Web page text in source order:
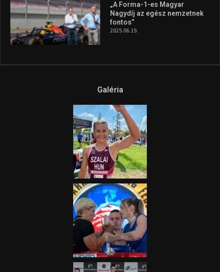
„A Forma-1-es Magyar
Nagydíj az egész nemzetnek
fontos”
2025.06.19.
Galéria